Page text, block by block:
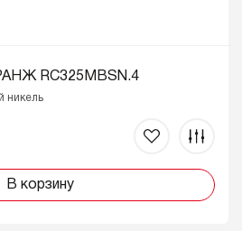
RC325MBSN.4
никель
В корзину